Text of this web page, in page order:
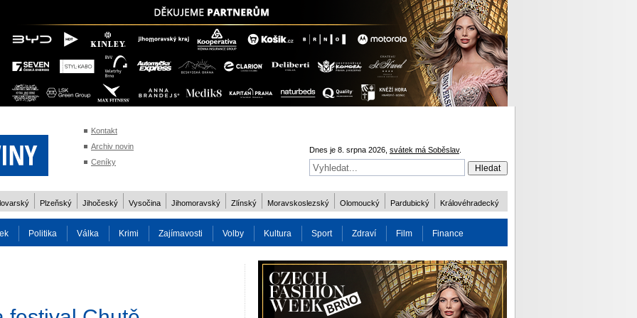
Kontakt
Archiv novin
Ceníky
Dnes je 8. srpna 2026, svátek má Soběslav.
Plzeňský Jihočeský Vysočina Jihomoravský Zlínský Moravskoslezský Olomoucký Pardubický Královéhradecký
Politika Válka Krimi Zajímavosti Volby Kultura Sport Zdraví Film Finance
Charita Osobnost Více ODM 2016